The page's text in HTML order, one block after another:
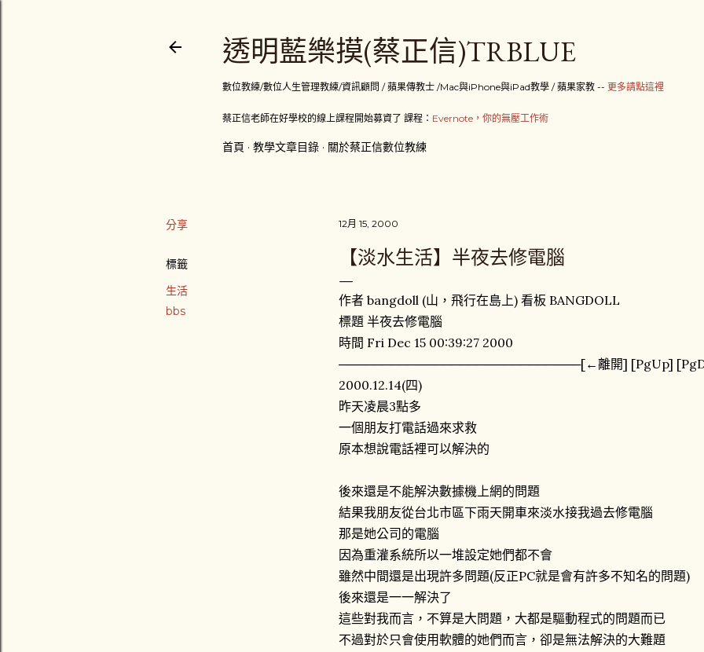
透明藍樂摸(蔡正信)TRBLUE
數位教練/數位人生管理教練/資訊顧問 / 蘋果傳教士 /Mac與iPhone與iPad教學 / 蘋果家教 -- 更多請點這裡
蔡正信老師在好學校的線上課程開始募資了 課程： Evernote，你的無壓工作術
首頁 教學文章目錄 關於蔡正信數位教練
分享
標籤
生活
bbs
12月 15, 2000
【淡水生活】半夜去修電腦
作者 bangdoll (山，飛行在島上) 看板 BANGDOLL
標題 半夜去修電腦
時間 Fri Dec 15 00:39:27 2000
────────────────────────────[←離開] [PgUp]
2000.12.14(四)
昨天凌晨3點多
一個朋友打電話過來求救
原本想說電話裡可以解決的
後來還是不能解決數據機上網的問題
結果我朋友從台北市區下雨天開車來淡水接我過去修電腦
那是她公司的電腦
因為重灌系統所以一堆設定她們都不會
雖然中間還是出現許多問題(反正PC就是會有許多不知名的問題)
後來還是一一解決了
這些對我而言，不算是大問題，大都是驅動程式的問題而已
不過對於只會使用軟體的她們而言，卻是無法解決的大難題